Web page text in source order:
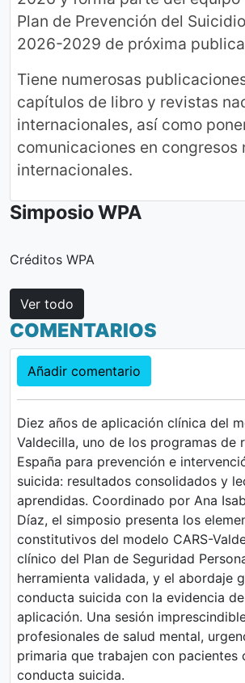
Plan de Prevención del
2026-2029 de próxima
Tiene numerosas
capítulos de libro y revistas
internacionales, así como
comunicaciones en congresos
internacionales.
Simposio WPA
Créditos WPA
Ver todo
COMENTARIOS
Añadir comentario
Diez años de aplicación clínica del
Valdecilla, uno de los programas de
España para prevención e
suicida: resultados consolidados y
aprendidas. Coordinado por Ana
Díaz, el simposio presenta los
constitutivos del modelo CARS-
clínico del Plan de Seguridad
herramienta validada, y el abordaje
conducta suicida con la evidencia
aplicación. Una sesión
profesionales de salud mental,
primaria que trabajen con pacientes
conducta suicida.